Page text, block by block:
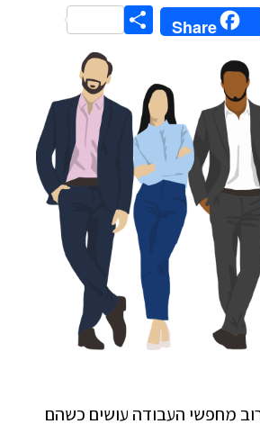
Share
Share
מחפשי העבודה עושים כשהם